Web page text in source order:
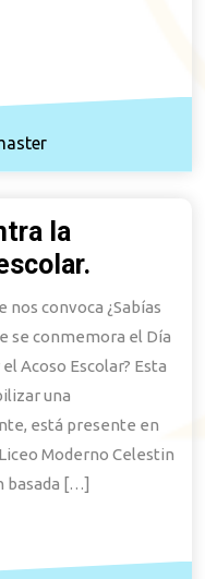
webmaster
la
contra
la
y
el
nos convoca ¿Sabías
se conmemora el Día
Acoso Escolar? Esta
una
está presente en
Moderno Celestin
basada […]